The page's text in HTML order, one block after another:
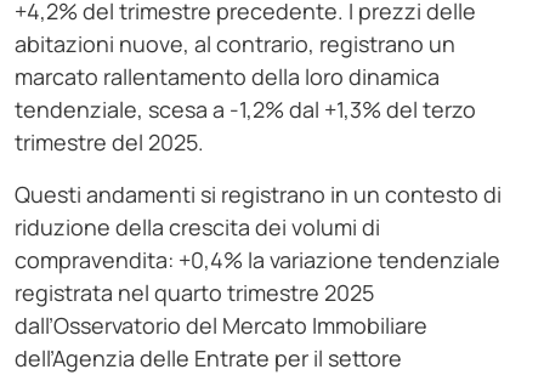
+4,2% del trimestre precedente. I prezzi delle
abitazioni nuove, al contrario, registrano un
marcato rallentamento della loro dinamica
tendenziale, scesa a -1,2% dal +1,3% del terzo
trimestre del 2025.
Questi andamenti si registrano in un contesto di
riduzione della crescita dei volumi di
compravendita: +0,4% la variazione tendenziale
registrata nel quarto trimestre 2025
dall’Osservatorio del Mercato Immobiliare
dell’Agenzia delle Entrate per il settore